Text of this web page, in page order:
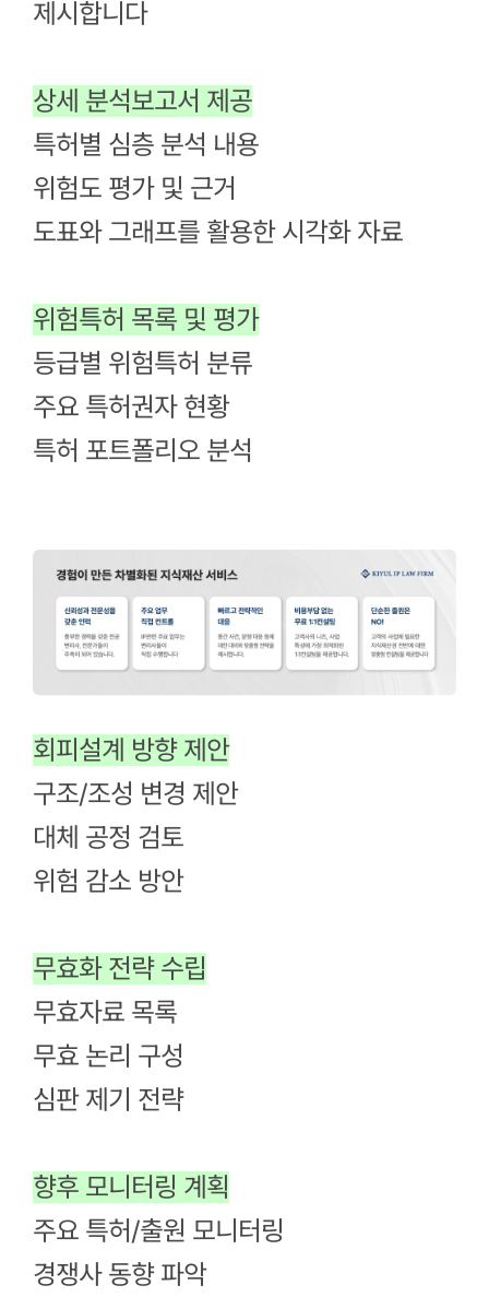
제시합니다
상세 분석보고서 제공
특허별 심층 분석 내용
위험도 평가 및 근거
도표와 그래프를 활용한 시각화 자료
위험특허 목록 및 평가
등급별 위험특허 분류
주요 특허권자 현황
특허 포트폴리오 분석
회피설계 방향 제안
구조/조성 변경 제안
대체 공정 검토
위험 감소 방안
무효화 전략 수립
무효자료 목록
무효 논리 구성
심판 제기 전략
향후 모니터링 계획
주요 특허/출원 모니터링
경쟁사 동향 파악